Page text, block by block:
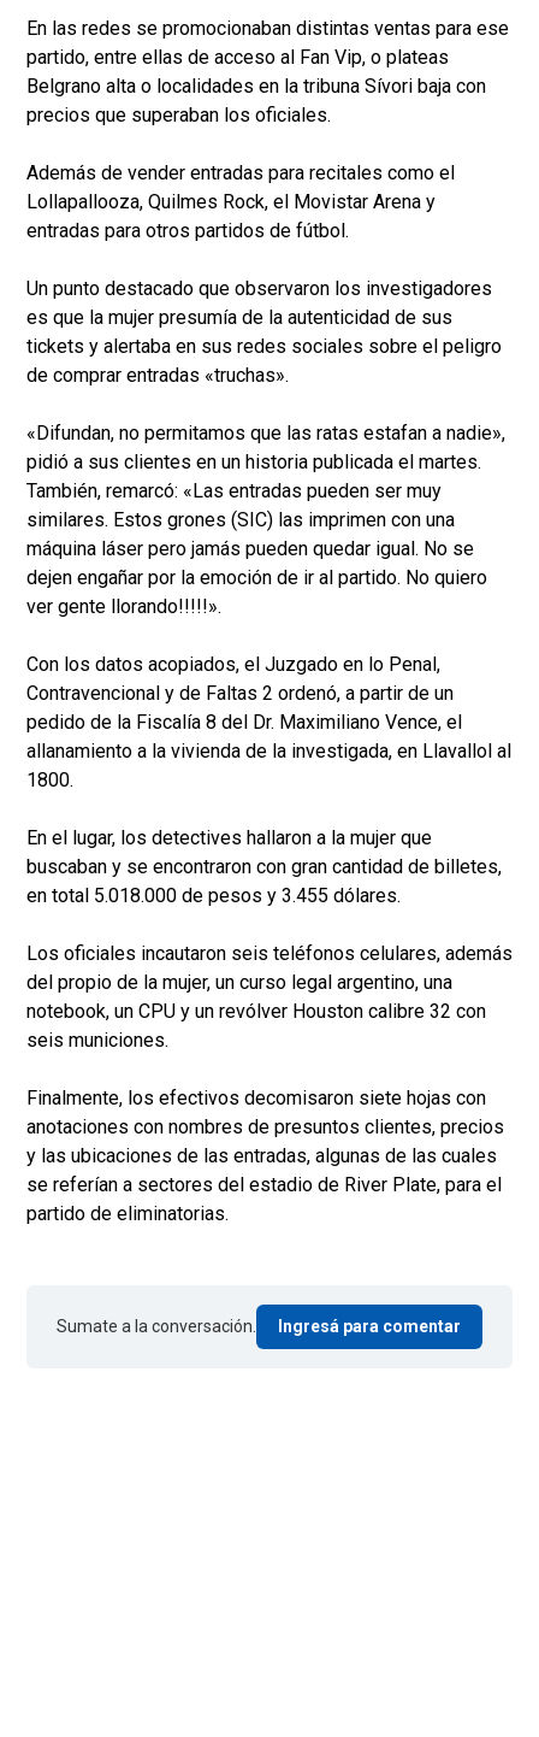
En las redes se promocionaban distintas ventas para ese
partido, entre ellas de acceso al Fan Vip, o plateas
Belgrano alta o localidades en la tribuna Sívori baja con
precios que superaban los oficiales.
Además de vender entradas para recitales como el
Lollapallooza, Quilmes Rock, el Movistar Arena y
entradas para otros partidos de fútbol.
Un punto destacado que observaron los investigadores
es que la mujer presumía de la autenticidad de sus
tickets y alertaba en sus redes sociales sobre el peligro
de comprar entradas «truchas».
«Difundan, no permitamos que las ratas estafan a nadie»,
pidió a sus clientes en un historia publicada el martes.
También, remarcó: «Las entradas pueden ser muy
similares. Estos grones (SIC) las imprimen con una
máquina láser pero jamás pueden quedar igual. No se
dejen engañar por la emoción de ir al partido. No quiero
ver gente llorando!!!!!».
Con los datos acopiados, el Juzgado en lo Penal,
Contravencional y de Faltas 2 ordenó, a partir de un
pedido de la Fiscalía 8 del Dr. Maximiliano Vence, el
allanamiento a la vivienda de la investigada, en Llavallol al
1800.
En el lugar, los detectives hallaron a la mujer que
buscaban y se encontraron con gran cantidad de billetes,
en total 5.018.000 de pesos y 3.455 dólares.
Los oficiales incautaron seis teléfonos celulares, además
del propio de la mujer, un curso legal argentino, una
notebook, un CPU y un revólver Houston calibre 32 con
seis municiones.
Finalmente, los efectivos decomisaron siete hojas con
anotaciones con nombres de presuntos clientes, precios
y las ubicaciones de las entradas, algunas de las cuales
se referían a sectores del estadio de River Plate, para el
partido de eliminatorias.
Sumate a la conversación. Ingresá para comentar